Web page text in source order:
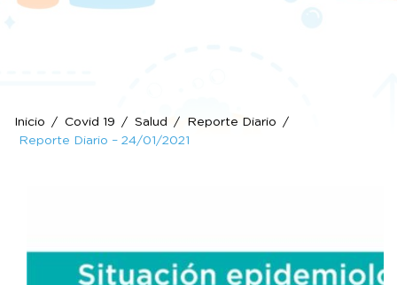
Inicio Covid 19 Salud
Reporte Diario
Reporte Diario – 24/01/2021